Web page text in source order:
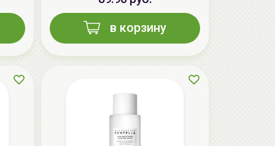
aкция
в корзину